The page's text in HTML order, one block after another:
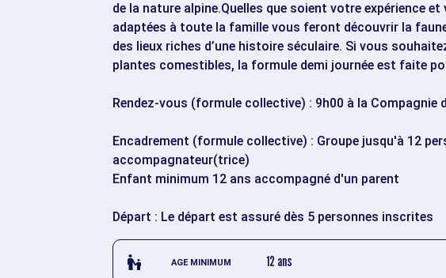
de la nature alpine.Quelles que soient votre expérience
adaptées à toute la famille vous feront découvrir la
des lieux riches d’une histoire séculaire. Si vous
plantes comestibles, la formule demi journée est faite
Rendez-vous (formule collective) : 9h00 à la Compagnie
Encadrement (formule collective) : Groupe jusqu'à 12
accompagnateur(trice)
Enfant minimum 12 ans accompagné d'un parent
Départ : Le départ est assuré dès 5 personnes inscrites
escalator_warning_black
AGE MINIMUM 12 ans